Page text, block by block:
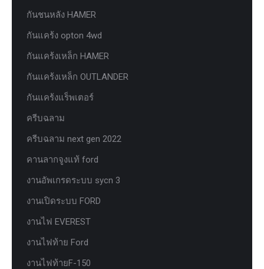
กันชนหลัง HAMER
กันแคร้ง opton 4wd
กันแคร้งเหล็ก HAMER
กันแคร้งเหล็ก OUTLANDER
กันแคร้งแร็พเตอร์
ครีบฉลาม
ครีบฉลาม next gen 2022
คานลากจูงแท้ ford
งานอัพเกรดระบบ sycn 3
งานเปิดระบบ FORD
งานไฟ EVEREST
งานไฟท้าย Ford
งานไฟท้ายF-150